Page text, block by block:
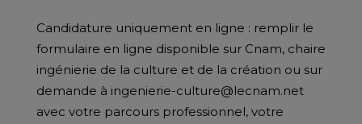
Candidature uniquement en ligne : remplir le
formulaire en ligne disponible sur Cnam, chaire
ingénierie de la culture et de la création ou sur
demande à ingenierie-culture@lecnam.net
avec votre parcours professionnel, votre